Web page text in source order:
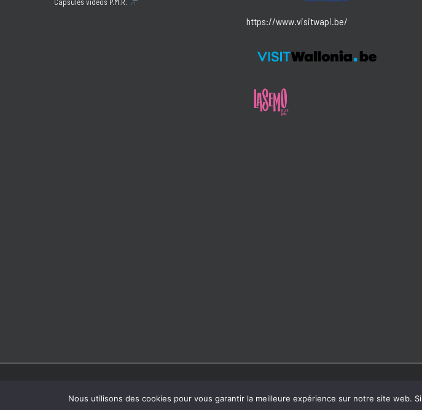
https://www.visitwapi.be/
Nous utilisons des cookies pour vous garantir la meilleure expérience sur notre site web.